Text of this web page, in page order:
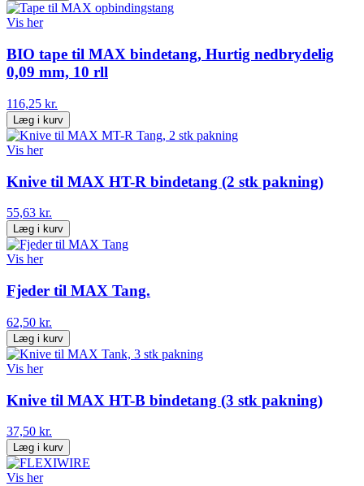
Vis her
BIO tape til MAX bindetang, Hurtig nedbrydelig
0,09 mm, 10 rll
116,25 kr.
Læg i kurv
Vis her
Knive til MAX HT-R bindetang (2 stk pakning)
55,63 kr.
Læg i kurv
Vis her
Fjeder til MAX Tang.
62,50 kr.
Læg i kurv
Vis her
Knive til MAX HT-B bindetang (3 stk pakning)
37,50 kr.
Læg i kurv
Vis her